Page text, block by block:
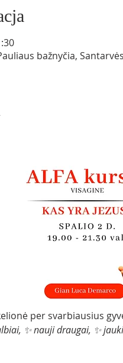
bažnyčia,
per svarbiausius
✨ nauji draugai, ✨